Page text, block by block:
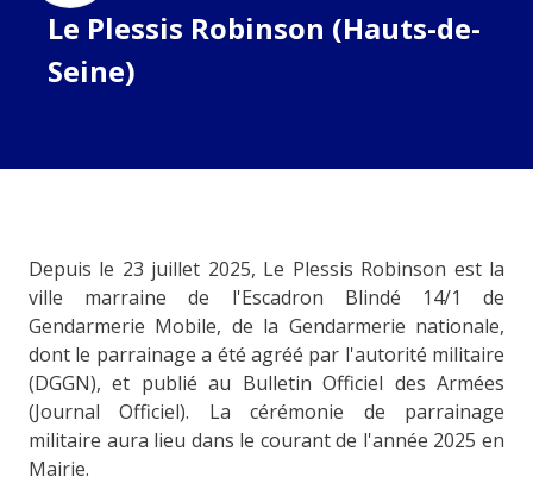
Le Plessis Robinson (Hauts-de-
Seine)
Depuis le 23 juillet 2025, Le Plessis Robinson est la
ville marraine de l'Escadron Blindé 14/1 de
Gendarmerie Mobile, de la Gendarmerie nationale,
dont le parrainage a été agréé par l'autorité militaire
(DGGN), et publié au Bulletin Officiel des Armées
(Journal Officiel). La cérémonie de parrainage
militaire aura lieu dans le courant de l'année 2025 en
Mairie.